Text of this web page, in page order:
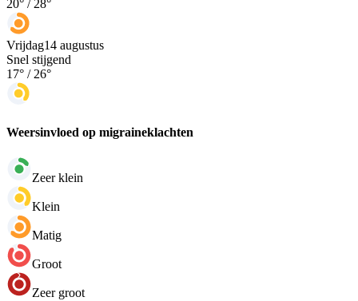
20° / 28°
Vrijdag14 augustus
Snel stijgend
17° / 26°
Weersinvloed op migraineklachten
Zeer klein
Klein
Matig
Groot
Zeer groot